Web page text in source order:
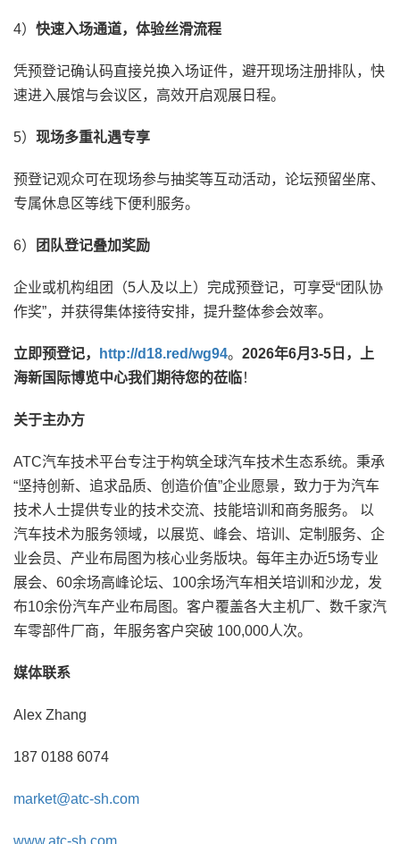
4） 快速入场通道，体验丝滑流程
凭预登记确认码直接兑换入场证件，避开现场注册排队，快
速进入展馆与会议区，高效开启观展日程。
5） 现场多重礼遇专享
预登记观众可在现场参与抽奖等互动活动，论坛预留坐席、
专属休息区等线下便利服务。
6） 团队登记叠加奖励
企业或机构组团（5人及以上）完成预登记，可享受“团队协
作奖”，并获得集体接待安排，提升整体参会效率。
立即预登记， http://d18.red/wg94。 2026年6月3-5日，上
海新国际博览中心我们期待您的莅临！
关于主办方
ATC汽车技术平台专注于构筑全球汽车技术生态系统。秉承
“坚持创新、追求品质、创造价值”企业愿景，致力于为汽车
技术人士提供专业的技术交流、技能培训和商务服务。 以
汽车技术为服务领域，以展览、峰会、培训、定制服务、企
业会员、产业布局图为核心业务版块。每年主办近5场专业
展会、60余场高峰论坛、100余场汽车相关培训和沙龙，发
布10余份汽车产业布局图。客户覆盖各大主机厂、数千家汽
车零部件厂商，年服务客户突破 100,000人次。
媒体联系
Alex Zhang
187 0188 6074
market@atc-sh.com